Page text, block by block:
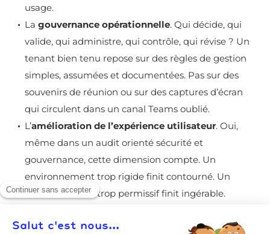
usage.
La gouvernance opérationnelle. Qui décide, qui
valide, qui administre, qui contrôle, qui révise ? Un
tenant bien tenu repose sur des règles de gestion
simples, assumées et documentées. Pas sur des
souvenirs de réunion ou sur des captures d’écran
qui circulent dans un canal Teams oublié.
L’amélioration de l’expérience utilisateur. Oui,
même dans un audit orienté sécurité et
gouvernance, cette dimension compte. Un
environnement trop rigide finit contourné. Un
environnement trop permissif finit ingérable.
compréhensible, des usages accompagnés et des